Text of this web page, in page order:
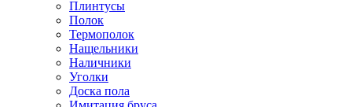
Плинтусы
Полок
Термополок
Нащельники
Наличники
Уголки
Доска пола